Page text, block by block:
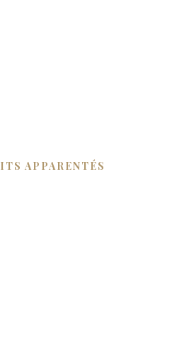
APPARENTÉS